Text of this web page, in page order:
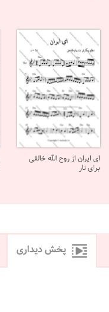
ای ایران از روح الله خالقی
برای تار
پخش دیداری